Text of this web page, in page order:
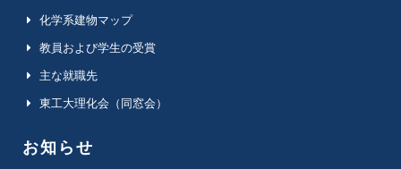
化学系建物マップ
教員および学生の受賞
主な就職先
東工大理化会（同窓会）
お知らせ